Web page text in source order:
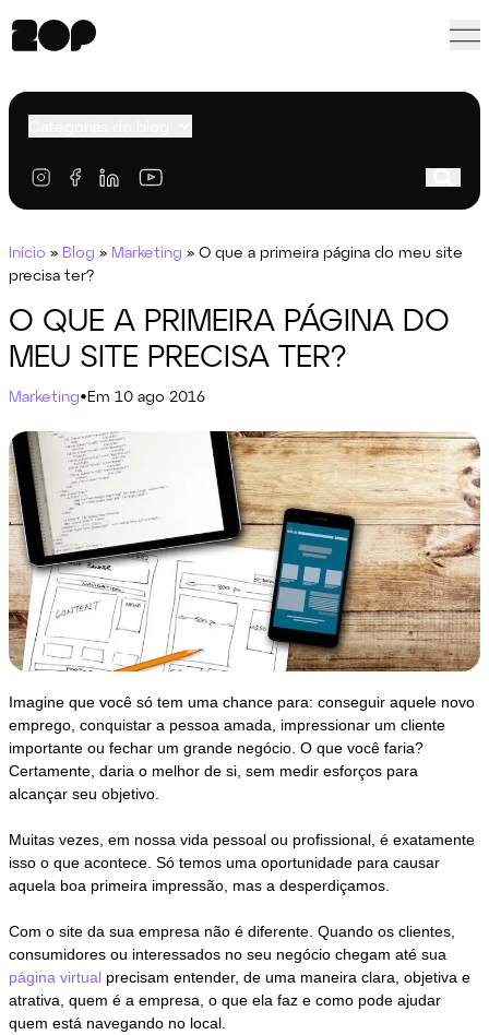
Início » Blog » Marketing »O que a primeira página do meu site
precisa ter?
O QUE A PRIMEIRA PÁGINA DO
MEU SITE PRECISA TER?
Marketing•Em 10 ago 2016
Imagine que você só tem uma chance para: conseguir aquele novo
emprego, conquistar a pessoa amada, impressionar um cliente
importante ou fechar um grande negócio. O que você faria?
Certamente, daria o melhor de si, sem medir esforços para
alcançar seu objetivo.
Muitas vezes, em nossa vida pessoal ou profissional, é exatamente
isso o que acontece. Só temos uma oportunidade para causar
aquela boa primeira impressão, mas a desperdiçamos.
Com o site da sua empresa não é diferente. Quando os clientes,
consumidores ou interessados no seu negócio chegam até sua
página virtual precisam entender, de uma maneira clara, objetiva e
atrativa, quem é a empresa, o que ela faz e como pode ajudar
quem está navegando no local.